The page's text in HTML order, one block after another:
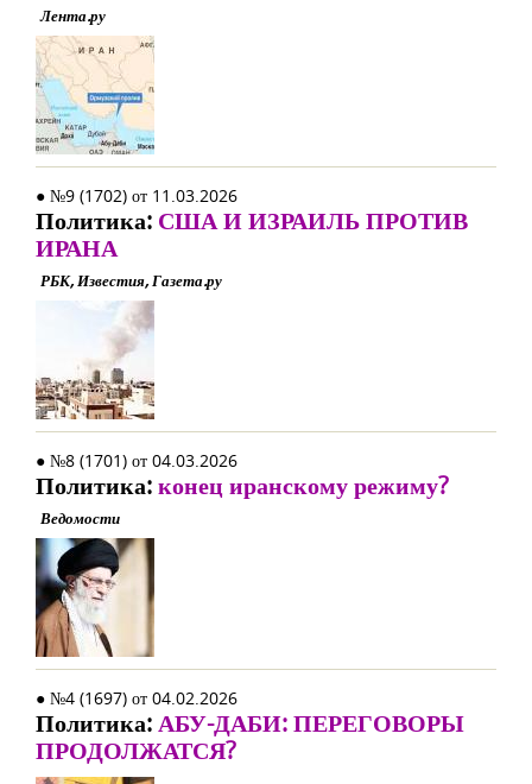
Лента.ру
● №9 (1702) от 11.03.2026
Политика: США И ИЗРАИЛЬ ПРОТИВ
ИРАНА
РБК, Известия, Газета.ру
● №8 (1701) от 04.03.2026
Политика:конец иранскому режиму?
Ведомости
● №4 (1697) от 04.02.2026
Политика:АБУ-ДАБИ: ПЕРЕГОВОРЫ
ПРОДОЛЖАТСЯ?